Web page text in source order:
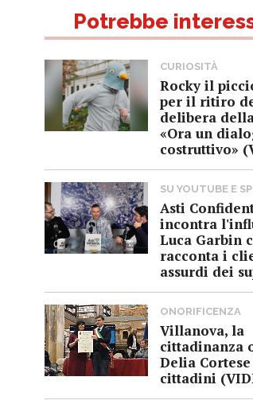
Potrebbe
CURIOSITÀ
Rocky il
per il ritiro
delibera
«Ora un
costruttivo»
SU YOUTUBE E
Asti
incontra
Luca Garbin
racconta i
assurdi dei
ONORIFICENZA
Villanova, la
cittadinanza
Delia
cittadini